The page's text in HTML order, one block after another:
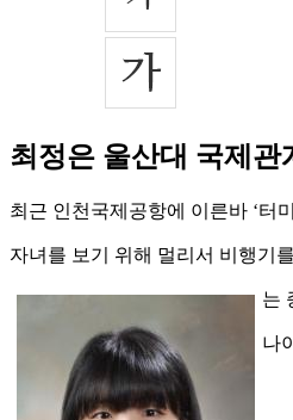
최정은 울산대 국제
최근 인천국제공항에 이른바 ‘터
자녀를 보기 위해 멀리서 비행기
는
나